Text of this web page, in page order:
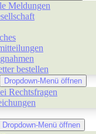
Meldungen
bestellen
Dropdown-Menü öffnen
Rechtsfragen
Dropdown-Menü öffnen